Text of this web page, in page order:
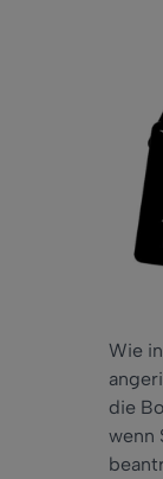
Wie
die
wenn